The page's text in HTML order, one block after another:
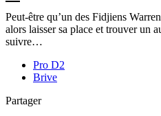
Peut-être qu’un des Fidjiens
alors laisser sa place et trouver un
suivre…
Pro D2
Brive
Partager